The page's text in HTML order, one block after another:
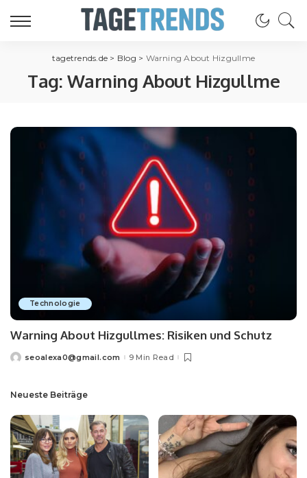
tagetrends.de > Blog > Warning About Hizgullme
Tag: Warning About Hizgullme
Technologie
Warning About Hizgullmes: Risiken und Schutz
seoalexa0@gmail.com 9 Min Read
Neueste Beiträge